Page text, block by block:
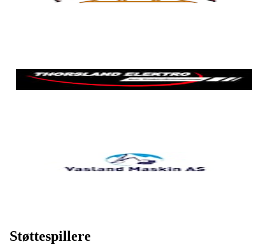
Støttespillere